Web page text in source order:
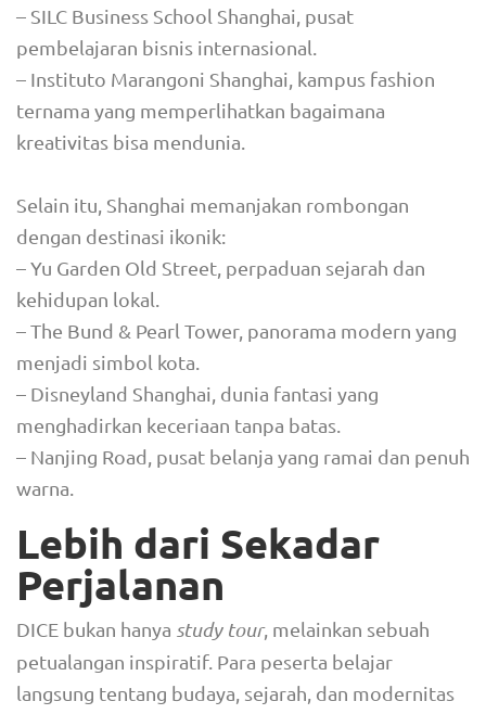
– SILC Business School Shanghai, pusat
pembelajaran bisnis internasional.
– Instituto Marangoni Shanghai, kampus fashion
ternama yang memperlihatkan bagaimana
kreativitas bisa mendunia.
Selain itu, Shanghai memanjakan rombongan
dengan destinasi ikonik:
– Yu Garden Old Street, perpaduan sejarah dan
kehidupan lokal.
– The Bund & Pearl Tower, panorama modern yang
menjadi simbol kota.
– Disneyland Shanghai, dunia fantasi yang
menghadirkan keceriaan tanpa batas.
– Nanjing Road, pusat belanja yang ramai dan penuh
warna.
Lebih dari Sekadar
Perjalanan
DICE bukan hanya study tour, melainkan sebuah
petualangan inspiratif. Para peserta belajar
langsung tentang budaya, sejarah, dan modernitas